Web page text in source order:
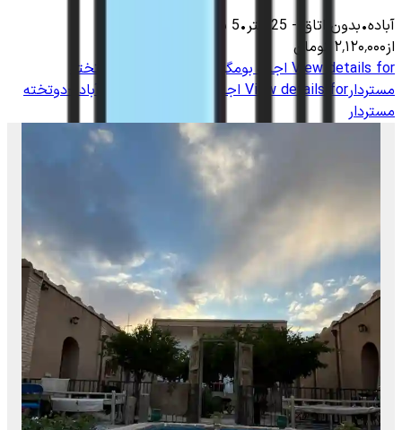
آباده•بدون اتاق -
25 متر•
5 نفر
از۲٬۱۲۰٬۰۰۰ تومان
View details for اجاره بومگردی سنتی در آباده-دوتخته
مستردارView details for اجاره بومگردی سنتی در آباده-دوتخته
مستردار